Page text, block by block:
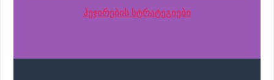
ჰეჯირების სტრატეგიები